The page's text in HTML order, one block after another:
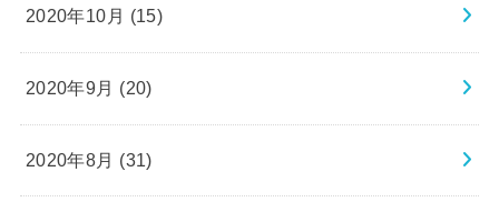
2020年10月 (15)
2020年9月 (20)
2020年8月 (31)